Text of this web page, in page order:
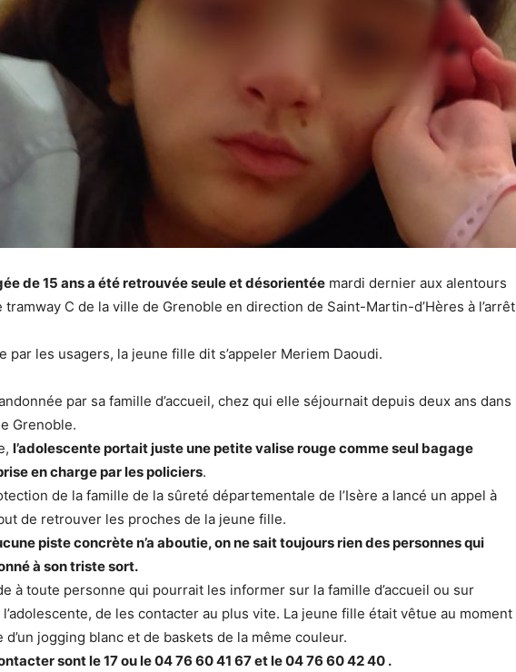
de 15 ans a été retrouvée seule et désorientée mardi dernier aux alentours
C de la ville de Grenoble en direction de Saint-Martin-d’Hères à l’arrêt
par les usagers, la jeune fille dit s’appeler Meriem Daoudi.
par sa famille d’accueil, chez qui elle séjournait depuis deux ans dans
Grenoble.
l’adolescente portait juste une petite valise rouge comme seul bagage
en charge par les policiers.
de la famille de la sûreté départementale de l’Isère a lancé un appel à
de retrouver les proches de la jeune fille.
piste concrète n’a aboutie, on ne sait toujours rien des personnes qui
à son triste sort.
à toute personne qui pourrait les informer sur la famille d’accueil ou sur
l’adolescente, de les contacter au plus vite. La jeune fille était vêtue au moment
jogging blanc et de baskets de la même couleur.
sont le 17 ou le 04 76 60 41 67 et le 04 76 60 42 40 .